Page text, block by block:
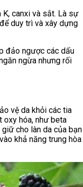
canxi và sắt. Là sự
duy trì và xây dựng
đảo ngược các dấu
ngừa nhưng rối
vệ da khỏi các tia
oxy hóa, như beta
cho làn da của bạn
khả năng trung hòa